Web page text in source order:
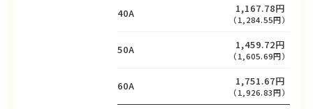
40A 1,167.78円
（1,284.55円）
50A 1,459.72円
（1,605.69円）
60A 1,751.67円
（1,926.83円）